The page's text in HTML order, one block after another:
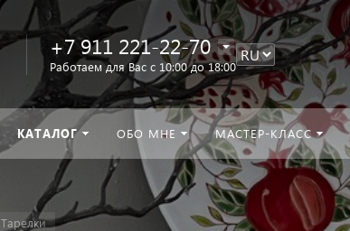
+7 911 221-22-70
Работаем для Вас с 10:00 до 18:00
КАТАЛОГ ОБО МНЕ МАСТЕР-КЛАСС
Тарелки